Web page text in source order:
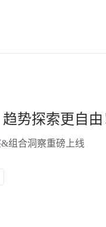
组合洞察重磅上线